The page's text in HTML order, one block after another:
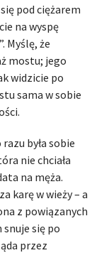
pod ciężarem
na wyspę
Myślę, że
mostu; jego
widzicie po
sama w sobie
była sobie
nie chciała
na męża.
karę w wieży – a
z powiązanych
snuje się po
przez